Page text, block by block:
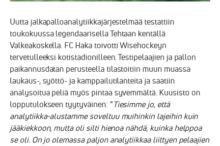
Uutta jalkapalloanalytiikkajärjestelmää testattiin
toukokuussa legendaarisella Tehtaan kentällä
Valkeakoskella. FC Haka toivotti Wisehockeyn
tervetulleeksi kotistadionilleen. Testipelaajien ja pallon
paikannusdatan perusteella tilastoitiin muun muassa
laukaus-, syöttö- ja kamppailutilanteita ja saatiin
analysoitua peliä myös pintaa syvemmältä. Kuusisto on
lopputulokseen tyytyväinen: ”Tiesimme jo, että
analytiikka-alustamme soveltuu muihinkin lajeihin kuin
jääkiekkoon, mutta oli silti hienoa nähdä, kuinka helppoa
se oli. On jo olemassa paljon analytiikkaa liittyen pelaajien